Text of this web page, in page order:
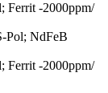
Ferrit -2000ppm/
Pol; NdFeB
Ferrit -2000ppm/